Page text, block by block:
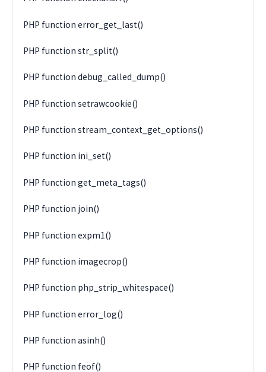
PHP function error_get_last()
PHP function str_split()
PHP function debug_called_dump()
PHP function setrawcookie()
PHP function stream_context_get_options()
PHP function ini_set()
PHP function get_meta_tags()
PHP function join()
PHP function expm1()
PHP function imagecrop()
PHP function php_strip_whitespace()
PHP function error_log()
PHP function asinh()
PHP function feof()